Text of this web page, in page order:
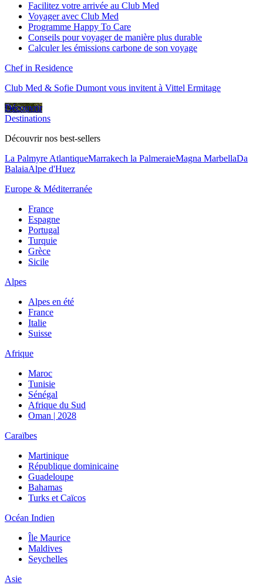
Facilitez votre arrivée au Club Med
Voyager avec Club Med
Programme Happy To Care
Conseils pour voyager de manière plus durable
Calculer les émissions carbone de son voyage
Chef in Residence
Club Med & Sofie Dumont vous invitent à Vittel Ermitage
Découvrir
Destinations
Découvrir nos best-sellers
La Palmyre AtlantiqueMarrakech la PalmeraieMagna MarbellaDa
BalaiaAlpe d'Huez
Europe & Méditerranée
France
Espagne
Portugal
Turquie
Grèce
Sicile
Alpes
Alpes en été
France
Italie
Suisse
Afrique
Maroc
Tunisie
Sénégal
Afrique du Sud
Oman | 2028
Caraïbes
Martinique
République dominicaine
Guadeloupe
Bahamas
Turks et Caïcos
Océan Indien
Île Maurice
Maldives
Seychelles
Asie